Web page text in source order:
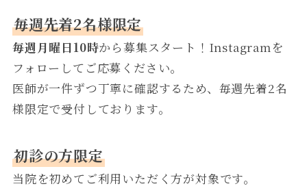
毎週先着2名様限定
毎週月曜日10時から募集スタート！Instagramを
フォローしてご応募ください。
医師が一件ずつ丁寧に確認するため、毎週先着2名
様限定で受付しております。
初診の方限定
当院を初めてご利用いただく方が対象です。